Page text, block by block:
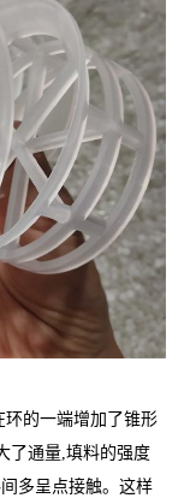
环的一端增加了锥形
了通量,填料的强度
多呈点接触。这样